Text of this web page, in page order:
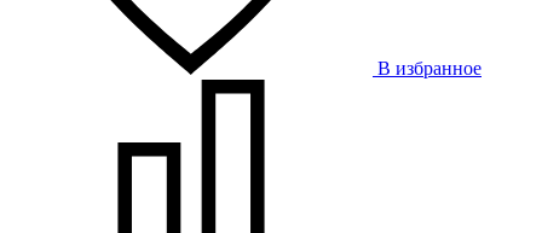
В избранное